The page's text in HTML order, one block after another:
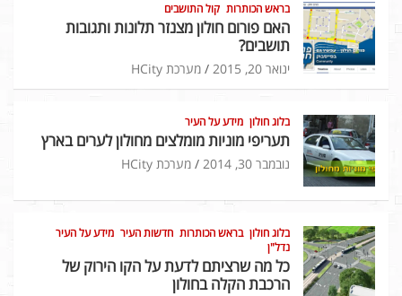
בראש הכותרות קול התושבים
האם פורום חולון מצנזר תלונות ותגובות
תושבים?
ינואר 20, 2015 מערכת HCity
בלוג חולון מידע על העיר
תעריפי מוניות מומלצים מחולון לערים בארץ
נובמבר 30, 2014 מערכת HCity
בלוג חולון בראש הכותרות חדשות העיר מידע על העיר
נדל"ן
כל מה שרציתם לדעת על הקו הירוק של
הרכבת הקלה בחולון